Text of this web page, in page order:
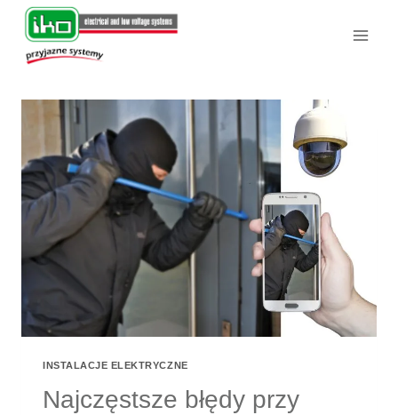
Przejdź
treści
INSTALACJE ELEKTRYCZNE
Najczęstsze błędy przy